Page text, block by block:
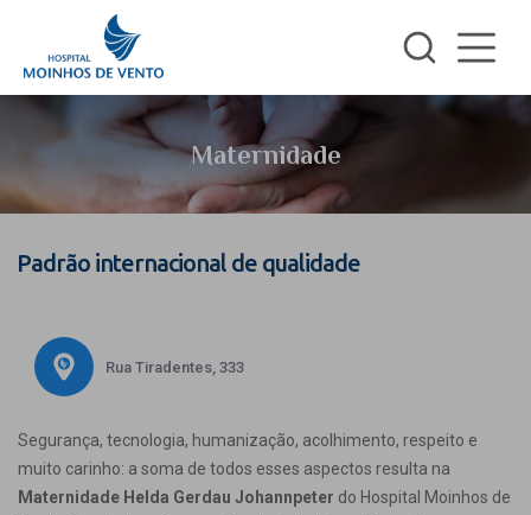
Maternidade
Padrão internacional de qualidade
Rua Tiradentes, 333
Segurança, tecnologia, humanização, acolhimento, respeito e
muito carinho: a soma de todos esses aspectos resulta na
Maternidade Helda Gerdau Johannpeter do Hospital Moinhos de